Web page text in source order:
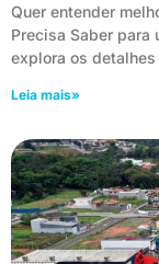
Quer entender
Precisa Saber para
explora os
Leia mais»